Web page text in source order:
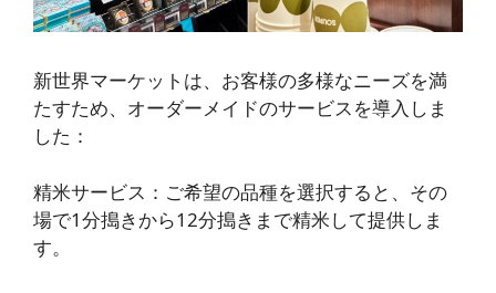
新世界マーケットは、お客様の多様なニーズを満
たすため、オーダーメイドのサービスを導入しま
した：
精米サービス ：ご希望の品種を選択すると、その
場で1分搗きから12分搗きまで精米して提供しま
す。